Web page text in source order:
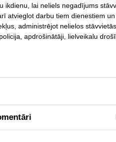
ikdienu, lai neliels negadījums
atvieglot darbu tiem dienestiem
administrējot nelielos
apdrošinātāji, lielveikalu